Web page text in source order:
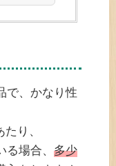
で、かなり性
り、
る場合、 多少